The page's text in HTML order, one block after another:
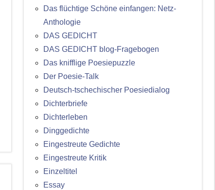
Das flüchtige Schöne einfangen: Netz-
Anthologie
DAS GEDICHT
DAS GEDICHT blog-Fragebogen
Das knifflige Poesiepuzzle
Der Poesie-Talk
Deutsch-tschechischer Poesiedialog
Dichterbriefe
Dichterleben
Dinggedichte
Eingestreute Gedichte
Eingestreute Kritik
Einzeltitel
Essay